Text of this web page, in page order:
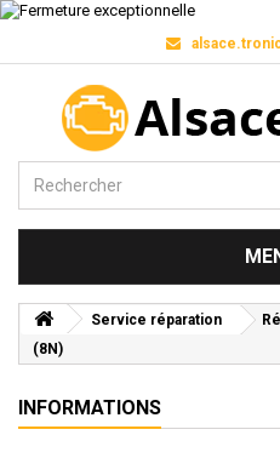
Service réparation
(8N)
INFORMATIONS